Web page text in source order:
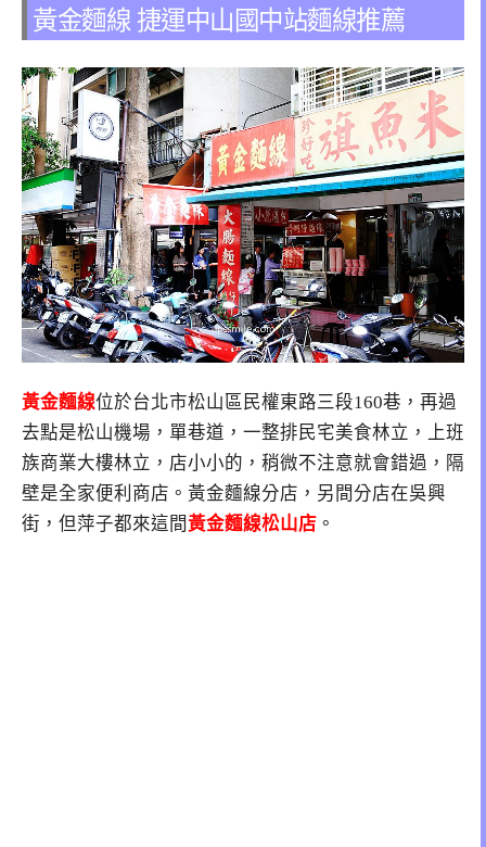
黃金麵線 捷運中山國中站麵線推薦
黃金麵線位於台北市松山區民權東路三段160巷 ，再過
去點是松山機場，單巷道，一整排民宅美食林立，上班
族商業大樓林立，店小小的，稍微不注意就會錯過，隔
壁是全家便利商店。黃金麵線分店，另間分店在吳興
街，但萍子都來這間黃金麵線松山店 。